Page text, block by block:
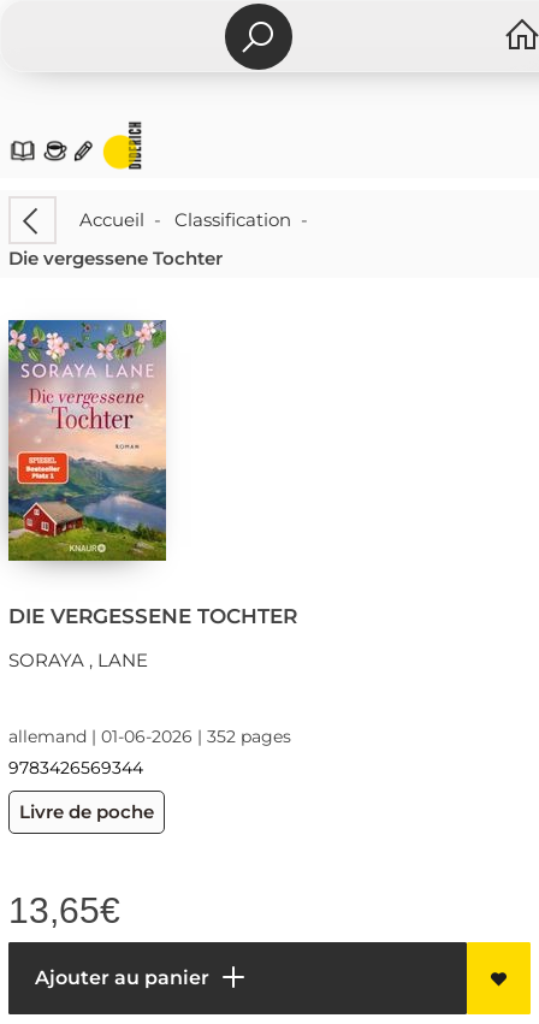
Accueil - Classification -
Die vergessene Tochter
DIE VERGESSENE TOCHTER
SORAYA , LANE
allemand | 01-06-2026 | 352 pages
9783426569344
Livre de poche
13,65€
Ajouter au panier